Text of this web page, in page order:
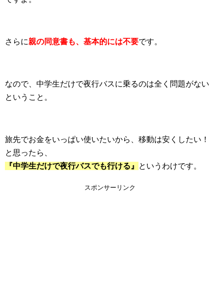
さらに親の同意書も、基本的には不要です。
なので、中学生だけで夜行バスに乗るのは全く問題がない
ということ。
旅先でお金をいっぱい使いたいから、移動は安くしたい！
と思ったら、
『中学生だけで夜行バスでも行ける』
というわけです。
スポンサーリンク